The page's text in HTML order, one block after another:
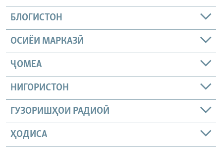
БЛОГИСТОН
ОСИЁИ МАРКАЗӢ
ҶОМEА
НИГОРИСТОН
ГУЗОРИШҲОИ РАДИОӢ
ҲОДИСА